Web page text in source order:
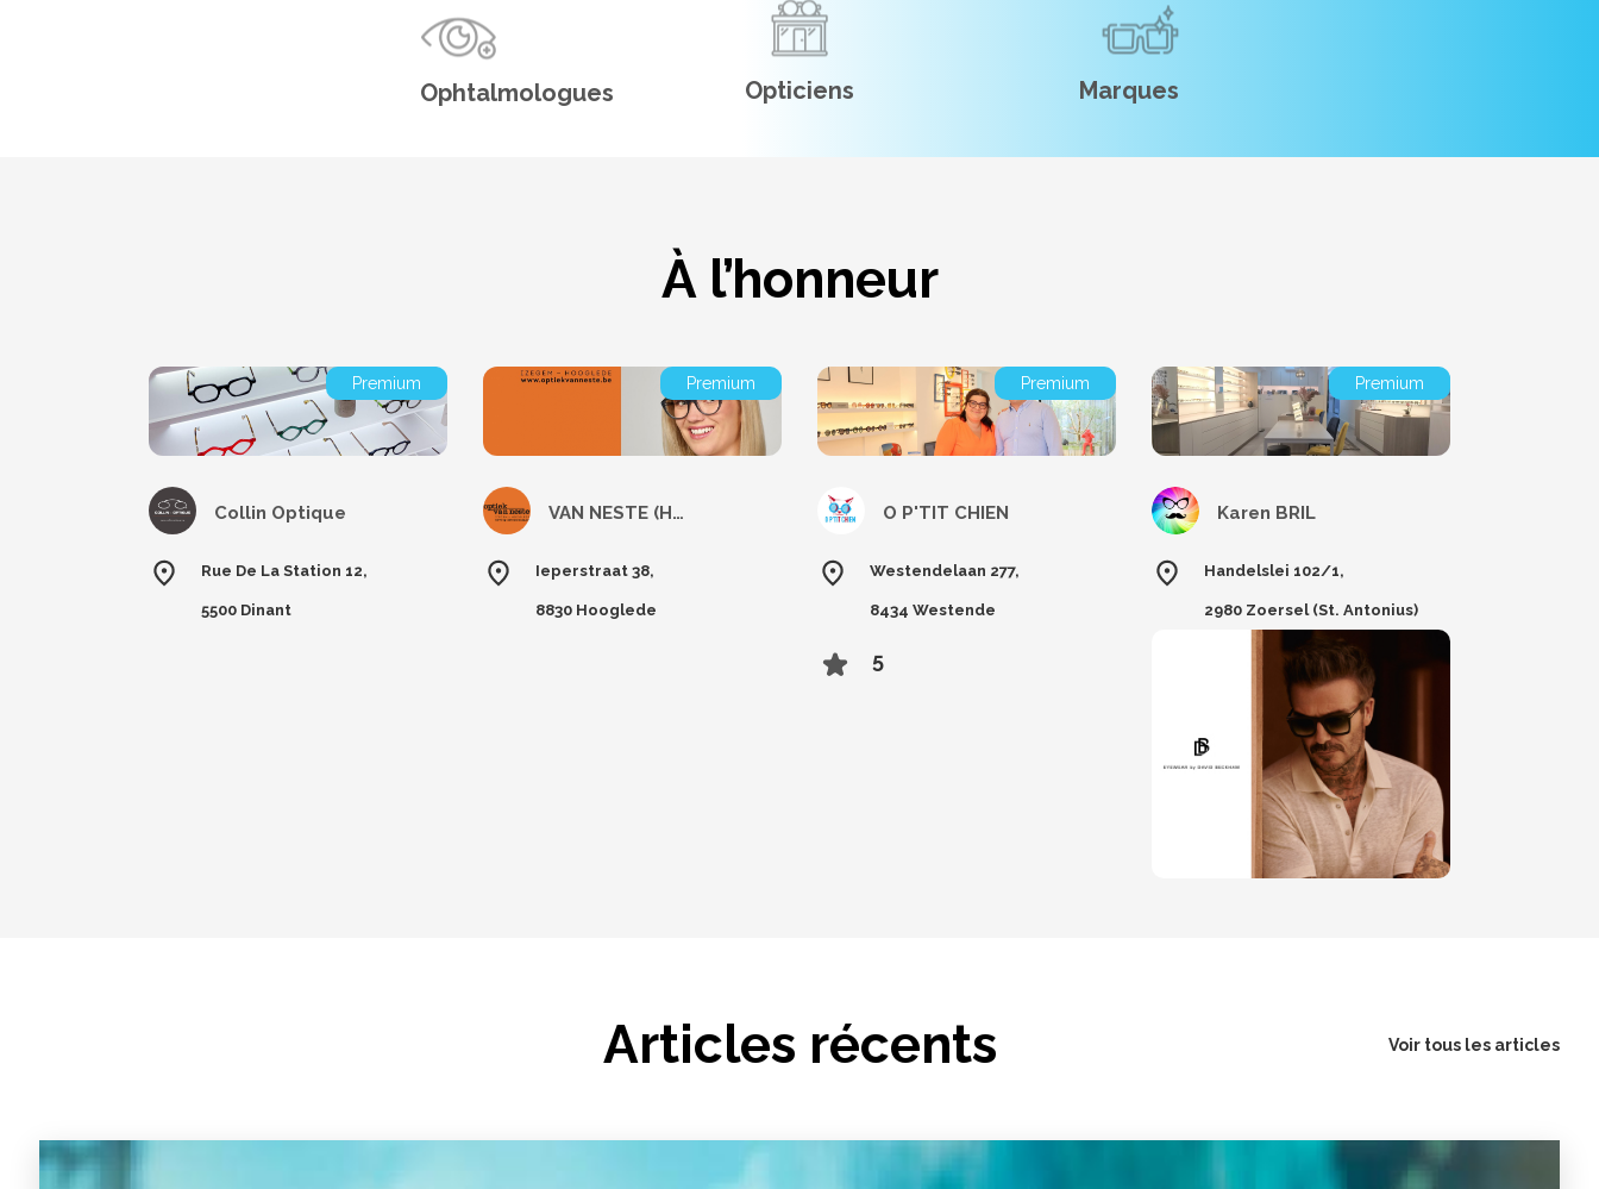
Ophtalmologues Opticiens Marques
À l’honneur
Premium
Collin Optique
Rue De La Station 12,
5500 Dinant
Premium
VAN NESTE (Hooglede)
Ieperstraat 38,
8830 Hooglede
Premium
O P'TIT CHIEN
Westendelaan 277,
8434 Westende
5
Premium
Karen BRIL
Handelslei 102/1,
2980 Zoersel (St. Antonius)
Articles récents Voir tous les articles